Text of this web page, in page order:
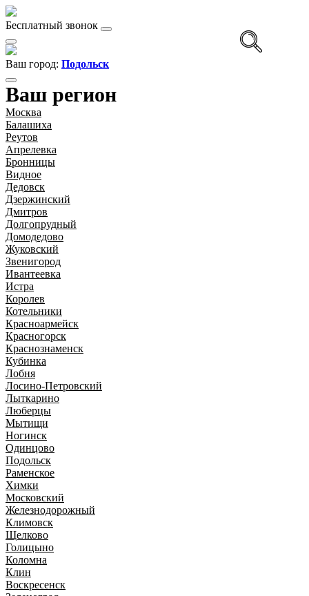
Бесплатный звонок
Ваш город: Подольск
Ваш регион
Москва
Балашиха
Реутов
Апрелевка
Бронницы
Видное
Дедовск
Дзержинский
Дмитров
Долгопрудный
Домодедово
Жуковский
Звенигород
Ивантеевка
Истра
Королев
Котельники
Красноармейск
Красногорск
Краснознаменск
Кубинка
Лобня
Лосино-Петровский
Лыткарино
Люберцы
Мытищи
Ногинск
Одинцово
Подольск
Раменское
Химки
Московский
Железнодорожный
Климовск
Щелково
Голицыно
Коломна
Клин
Воскресенск